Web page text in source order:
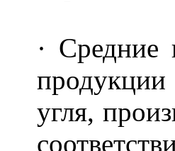
· Средние
угля,